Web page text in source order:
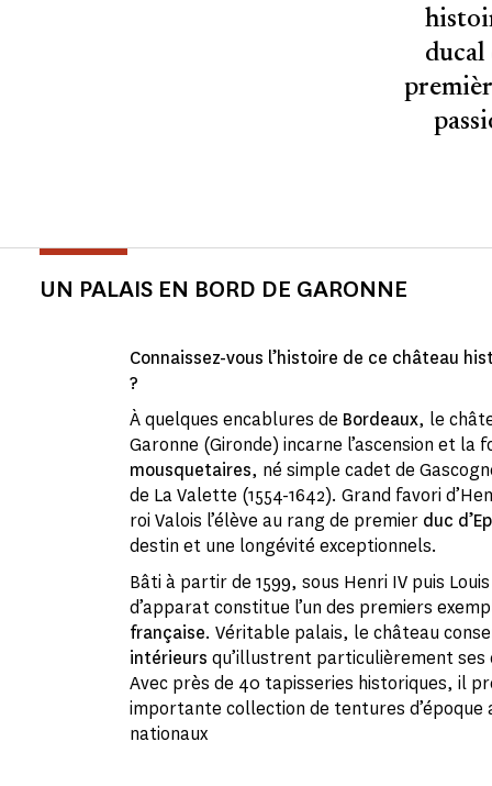
ducal
UN PALAIS EN BORD DE GARONNE
Connaissez-vous l’histoire de ce château
?
À quelques encablures de Bordeaux, le
Garonne (Gironde) incarne l’ascension et la
mousquetaires, né simple cadet de
de La Valette (1554-1642). Grand favori
roi Valois l’élève au rang de premier duc
destin et une longévité exceptionnels.
Bâti à partir de 1599, sous Henri IV puis
d’apparat constitue l’un des premiers
française. Véritable palais, le château
intérieurs qu’illustrent particulièrement ses
Avec près de 40 tapisseries historiques, il
importante collection de tentures d’époque
nationaux